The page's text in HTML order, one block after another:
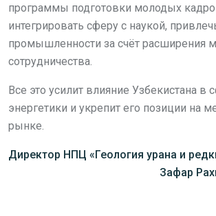
программы подготовки молодых
интегрировать сферу с наукой,
промышленности за счёт расширения
сотрудничества.
Все это усилит влияние Узбекистана в
энергетики и укрепит его позиции на
рынке.
Директор НПЦ «Геология урана и
Зафар